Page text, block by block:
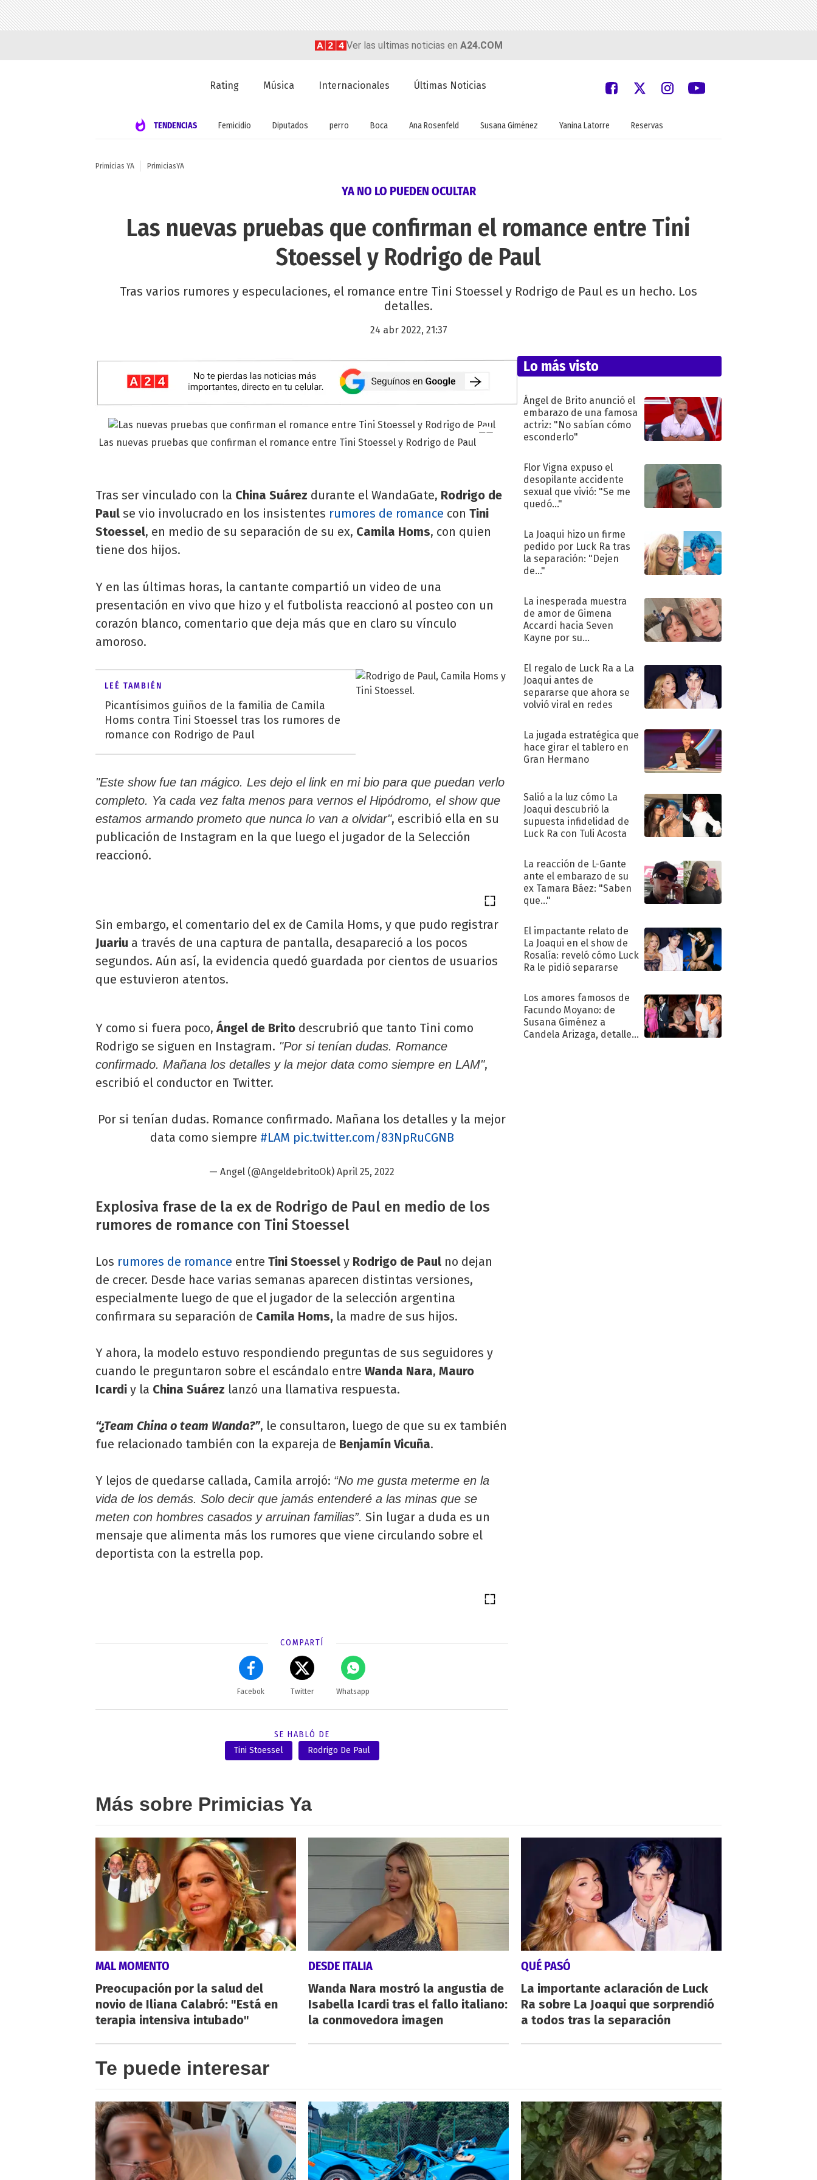
Ver las ultimas noticias en A24.COM
Rating Música Internacionales Últimas Noticias
TENDENCIAS Femicidio Diputados perro Boca Ana Rosenfeld Susana Giménez Yanina Latorre Reservas
Primicias YA PrimiciasYA
YA NO LO PUEDEN OCULTAR
Las nuevas pruebas que confirman el romance entre Tini
Stoessel y Rodrigo de Paul
Tras varios rumores y especulaciones, el romance entre Tini Stoessel y Rodrigo de Paul es un hecho. Los
detalles.
24 abr 2022, 21:37
Las nuevas pruebas que confirman el romance entre Tini Stoessel y Rodrigo de Paul
Tras ser vinculado con la China Suárez durante el WandaGate, Rodrigo de
Paul se vio involucrado en los insistentes rumores de romance con Tini
Stoessel, en medio de su separación de su ex, Camila Homs, con quien
tiene dos hijos.
Y en las últimas horas, la cantante compartió un video de una
presentación en vivo que hizo y el futbolista reaccionó al posteo con un
corazón blanco, comentario que deja más que en claro su vínculo
amoroso.
LEÉ TAMBIÉN
Picantísimos guiños de la familia de Camila
Homs contra Tini Stoessel tras los rumores de
romance con Rodrigo de Paul
"Este show fue tan mágico. Les dejo el link en mi bio para que puedan verlo
completo. Ya cada vez falta menos para vernos el Hipódromo, el show que
estamos armando prometo que nunca lo van a olvidar", escribió ella en su
publicación de Instagram en la que luego el jugador de la Selección
reaccionó.
Sin embargo, el comentario del ex de Camila Homs, y que pudo registrar
Juariu a través de una captura de pantalla, desapareció a los pocos
segundos. Aún así, la evidencia quedó guardada por cientos de usuarios
que estuvieron atentos.
Y como si fuera poco,Ángel de Brito descrubrió que tanto Tini como
Rodrigo se siguen en Instagram. "Por si tenían dudas. Romance
confirmado. Mañana los detalles y la mejor data como siempre en LAM",
escribió el conductor en Twitter.
Por si tenían dudas. Romance confirmado. Mañana los detalles y la mejor
data como siempre #LAM pic.twitter.com/83NpRuCGNB
— Angel (@AngeldebritoOk)April 25, 2022
Explosiva frase de la ex de Rodrigo de Paul en medio de los
rumores de romance con Tini Stoessel
Los rumores de romance entre Tini Stoessel y Rodrigo de Paul no dejan
de crecer. Desde hace varias semanas aparecen distintas versiones,
especialmente luego de que el jugador de la selección argentina
confirmara su separación de Camila Homs, la madre de sus hijos.
Y ahora, la modelo estuvo respondiendo preguntas de sus seguidores y
cuando le preguntaron sobre el escándalo entre Wanda Nara, Mauro
Icardi y la China Suárez lanzó una llamativa respuesta.
“¿Team China o team Wanda?”, le consultaron, luego de que su ex también
fue relacionado también con la expareja de Benjamín Vicuña.
Y lejos de quedarse callada, Camila arrojó: “No me gusta meterme en la
vida de los demás. Solo decir que jamás entenderé a las minas que se
meten con hombres casados y arruinan familias”. Sin lugar a duda es un
mensaje que alimenta más los rumores que viene circulando sobre el
deportista con la estrella pop.
COMPARTÍ
Facebok Twitter Whatsapp
SE HABLÓ DE
Tini Stoessel
Rodrigo De Paul
Lo más visto
Ángel de Brito anunció el
embarazo de una famosa
actriz: "No sabían cómo
esconderlo"
Flor Vigna expuso el
desopilante accidente
sexual que vivió: "Se me
quedó..."
La Joaqui hizo un firme
pedido por Luck Ra tras
la separación: "Dejen
de..."
La inesperada muestra
de amor de Gimena
Accardi hacia Seven
Kayne por su
El regalo de Luck Ra a La
Joaqui antes de
separarse que ahora se
volvió viral en redes
La jugada estratégica que
hace girar el tablero en
Gran Hermano
Salió a la luz cómo La
Joaqui descubrió la
supuesta infidelidad de
Luck Ra con Tuli Acosta
La reacción de L-Gante
ante el embarazo de su
ex Tamara Báez: "Saben
que..."
El impactante relato de
La Joaqui en el show de
Rosalía: reveló cómo Luck
Ra le pidió separarse
Los amores famosos de
Facundo Moyano: de
Susana Giménez a
Candela Arizaga, detalles
Más sobre Primicias Ya
MAL MOMENTO
Preocupación por la salud del
novio de Iliana Calabró: "Está en
terapia intensiva intubado"
DESDE ITALIA
Wanda Nara mostró la angustia de
Isabella Icardi tras el fallo italiano:
la conmovedora imagen
QUÉ PASÓ
La importante aclaración de Luck
Ra sobre La Joaqui que sorprendió
a todos tras la separación
Te puede interesar